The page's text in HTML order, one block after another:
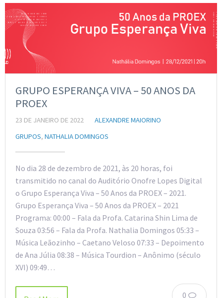
GRUPO ESPERANÇA VIVA – 50 ANOS DA
PROEX
23 DE JANEIRO DE 2022
ALEXANDRE MAIORINO
GRUPOS, NATHALIA DOMINGOS
No dia 28 de dezembro de 2021, às 20 horas, foi
transmitido no canal do Auditório Onofre Lopes Digital
o Grupo Esperança Viva – 50 Anos da PROEX – 2021.
Grupo Esperança Viva – 50 Anos da PROEX – 2021
Programa: 00:00 – Fala da Profa. Catarina Shin Lima de
Souza 03:56 – Fala da Profa. Nathalia Domingos 05:33 –
Música Leãozinho – Caetano Veloso 07:33 – Depoimento
de Ana Júlia 08:38 – Música Tourdion – Anônimo (século
XVI) 09:49…
0